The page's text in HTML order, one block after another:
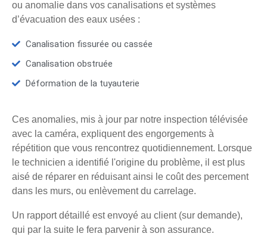
ou anomalie dans vos canalisations et systèmes
d’évacuation des eaux usées :
Canalisation fissurée ou cassée
Canalisation obstruée
Déformation de la tuyauterie
Ces anomalies, mis à jour par notre inspection télévisée
avec la caméra, expliquent des engorgements à
répétition que vous rencontrez quotidiennement. Lorsque
le technicien a identifié l'origine du problème, il est plus
aisé de réparer en réduisant ainsi le coût des percement
dans les murs, ou enlèvement du carrelage.
Un rapport détaillé est envoyé au client (sur demande),
qui par la suite le fera parvenir à son assurance.